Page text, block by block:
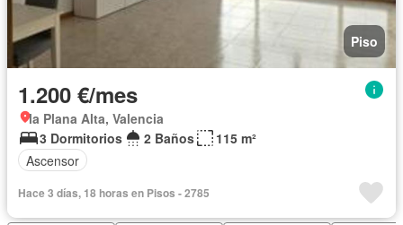
Piso
1.200 €/mes
la Plana Alta, Valencia
3 Dormitorios
2 Baños
115 m²
Ascensor
Hace 3 días, 18 horas en Pisos - 2785